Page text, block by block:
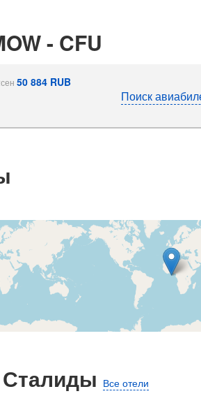
- CFU
50 884 RUB
Поиск
Все отели